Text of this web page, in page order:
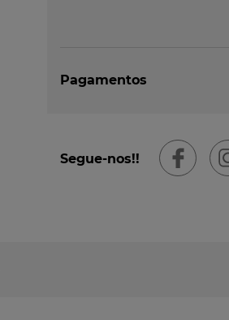
Pagamentos
Segue-nos!!